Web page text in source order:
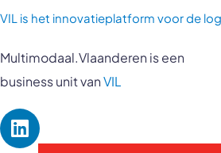
VIL is het innovatieplatform voor de
Multimodaal.Vlaanderen is een
business unit vanVIL